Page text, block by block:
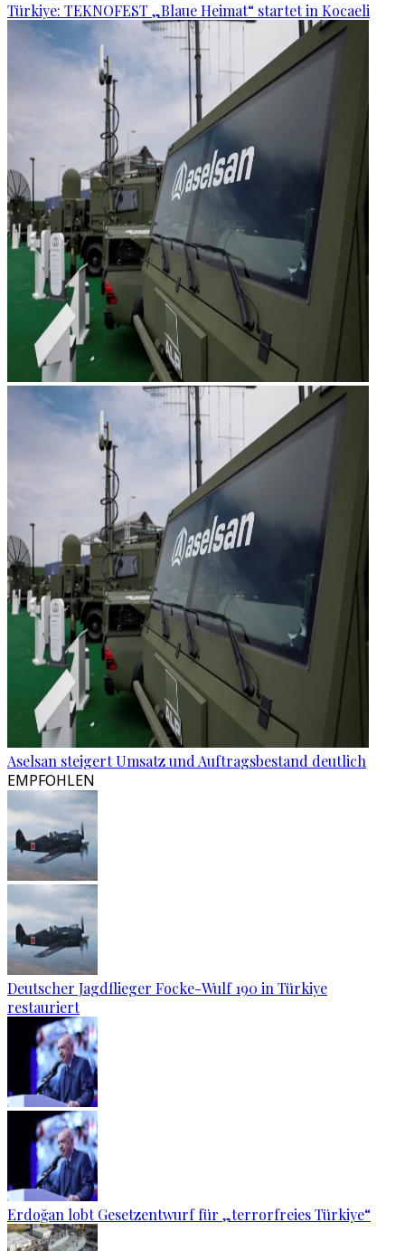
Türkiye: TEKNOFEST „Blaue Heimat“ startet in Kocaeli
Aselsan steigert Umsatz und Auftragsbestand deutlich
EMPFOHLEN
Deutscher Jagdflieger Focke-Wulf 190 in Türkiye
restauriert
Erdoğan lobt Gesetzentwurf für „terrorfreies Türkiye“